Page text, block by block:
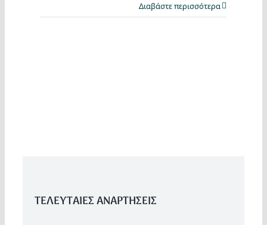
Διαβάστε περισσότερα
ΤΕΛΕΥΤΑΙΕΣ ΑΝΑΡΤΗΣΕΙΣ